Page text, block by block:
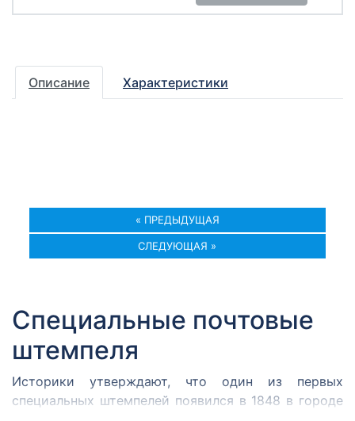
Описание Характеристики
« ПРЕДЫДУЩАЯ
СЛЕДУЮЩАЯ »
Специальные почтовые
штемпеля
Историки утверждают, что один из первых
специальных штемпелей появился в 1848 в городе